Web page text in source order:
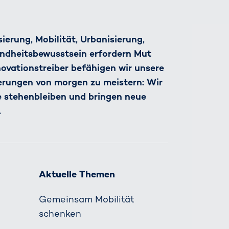
Mobilität, Urbanisierung,
erfordern Mut
befähigen wir unsere
von morgen zu meistern: Wir
stehenbleiben und bringen neue
Aktuelle Themen
Gemeinsam Mobilität
schenken